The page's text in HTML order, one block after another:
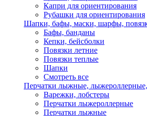
Капри для ориентирования
Рубашки для ориентирования
Шапки, бафы, маски, шарфы,
Бафы, банданы
Кепки, бейсболки
Повязки летние
Повязки теплые
Шапки
Смотреть все
Перчатки лыжные,
Варежки, лобстеры
Перчатки лыжероллерные
Перчатки лыжные